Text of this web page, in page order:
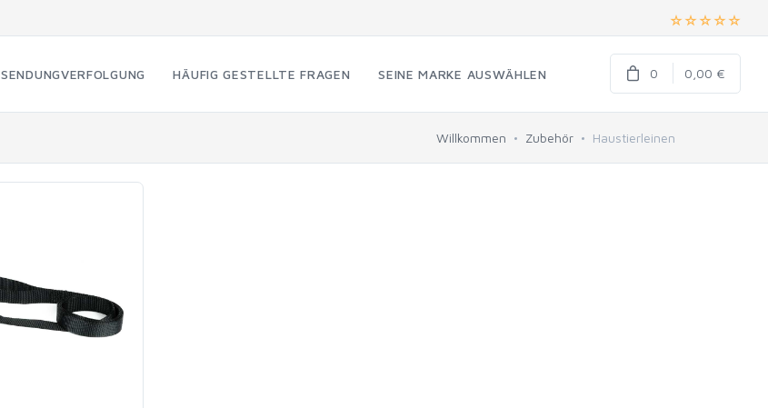
SENDUNGVERFOLGUNG HÄUFIG GESTELLTE FRAGEN SEINE MARKE AUSWÄHLEN 0 0,00 €
Willkommen Zubehör Haustierleinen